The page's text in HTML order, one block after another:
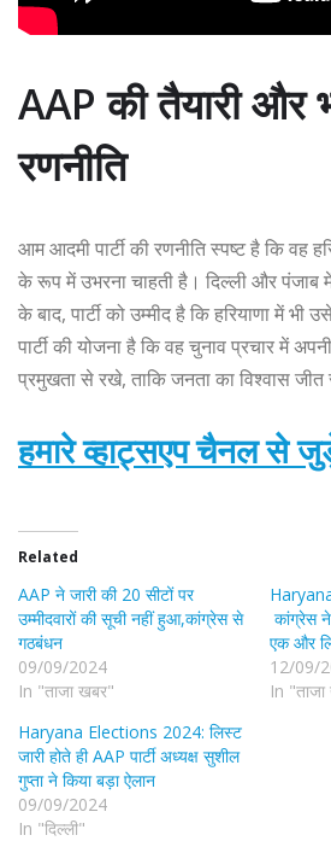
AAP की तैयारी और
रणनीति
आम आदमी पार्टी की रणनीति स्पष्ट है कि वह
के रूप में उभरना चाहती है। दिल्ली और पंजाब
के बाद, पार्टी को उम्मीद है कि हरियाणा में भी
पार्टी की योजना है कि वह चुनाव प्रचार में
प्रमुखता से रखे, ताकि जनता का विश्वास
हमारे व्हाट्सएप चैनल से
Related
AAP ने जारी की 20 सीटों पर
उम्मीदवारों की सूची नहीं हुआ,कांग्रेस से
गठबंधन
09/09/2024
In "ताजा खबर"
कांग्रेस ने
एक और
12/09/
In
Haryana Elections 2024: लिस्ट
जारी होते ही AAP पार्टी अध्यक्ष सुशील
गुप्ता ने किया बड़ा ऐलान
09/09/2024
In "दिल्ली"